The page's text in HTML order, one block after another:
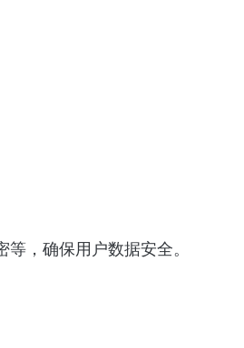
，确保用户数据安全。